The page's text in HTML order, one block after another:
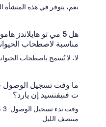
نعم، يتوفر في هذه
هل 5 مي تو
مناسبة لاصطحاب
لا، لا يُسمح باصطحاب
ت فنيفنسيد إن يارد؟
منتصف الليل.